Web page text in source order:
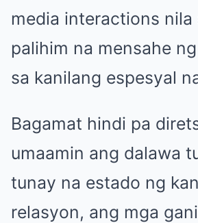
media interactions nila
palihim na mensahe
sa kanilang espesyal
Bagamat hindi pa
umaamin ang dalawa
tunay na estado ng
relasyon, ang mga